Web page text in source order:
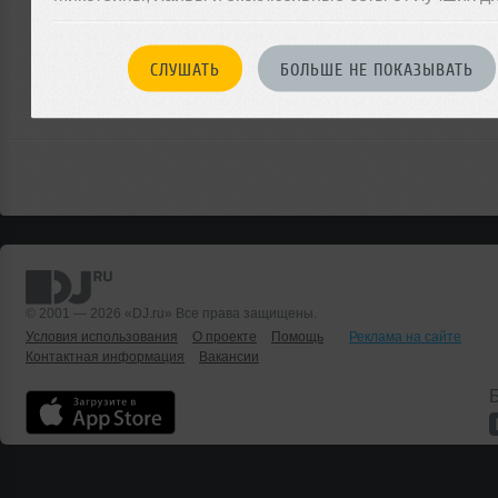
СЛУШАТЬ БОЛЬШЕ НЕ ПОКАЗЫВАТЬ
войдите на сайт
чтобы оставить комментарий
© 2001 — 2026 «DJ.ru» Все права защищены.
Условия использования
О проекте Помощь
Реклама на сайте
Контактная информация
Вакансии